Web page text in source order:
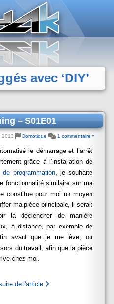
avec ‘DIY’
– S01E01
2013 Domotique 1 commentaire »
le démarrage et l’arrêt
grâce à l’installation de
de programmation, je souhaite
fonctionnalité similaire sur ma
constitue pour moi un moyen
ma pièce principale, il serait
la déclencher de manière
à distance, par exemple de
avant que je me lève, ou
du travail, afin que la pièce
chez moi.
de l'article